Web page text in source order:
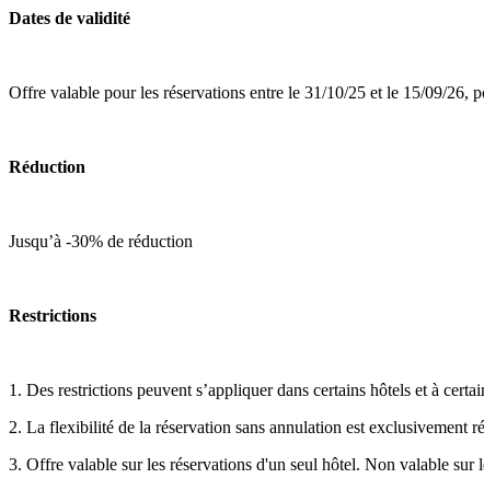
Dates de validité
Offre valable pour les réservations entre le 31/10/25 et le 15/09/26,
Réduction
Jusqu’à -30% de réduction
Restrictions
1. Des restrictions peuvent s’appliquer dans certains hôtels et à
2. La flexibilité de la réservation sans annulation est exclusivement
3. Offre valable sur les réservations d'un seul hôtel. Non valable